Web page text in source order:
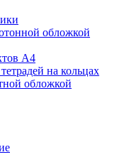
обложкой
А4
на кольцах
обложкой